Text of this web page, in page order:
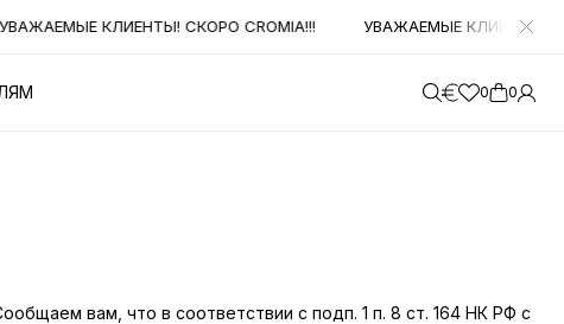
КЛИЕНТЫ! СКОРО CROMIA!!! УВАЖАЕМЫЕ КЛИЕНТЫ!
0 0
вам, что в соответствии с подп. 1 п. 8 ст. 164 НК РФ с